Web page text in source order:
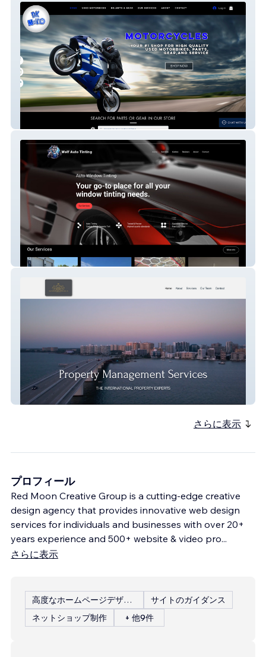
Wolf Auto Tinting
Inversiones Ron Rojo
さらに表示
プロフィール
Red Moon Creative Group is a cutting-edge creative
design agency that provides innovative web design
services for individuals and businesses with over 20+
years experience and 500+ website & video pro...
さらに表示
高度なホームページデザイン
サイトのガイダンス
ネットショップ制作
+ 他9件